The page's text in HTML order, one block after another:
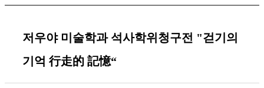
저우야 미술학과 석사학위청구전 "걷기의
기억 行走的 記憶“